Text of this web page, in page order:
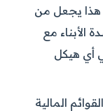
هذا يجعل من
مع
أي هيكل
المالية